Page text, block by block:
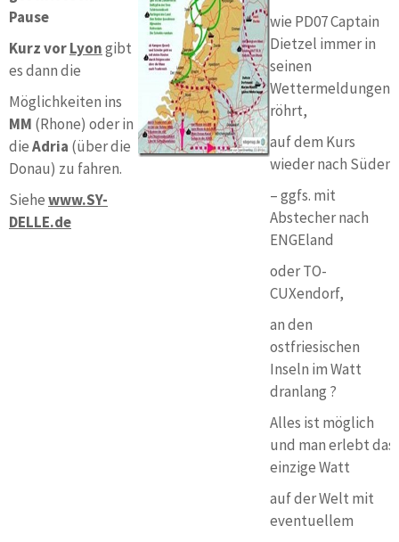
Pause
Kurz vorLyongibt
es dann die
Möglichkeiten ins
MM (Rhone) oder in
dieAdria (über die
Donau) zu fahren.
Siehewww.SY-
DELLE.de
wie PD07 Captain
Dietzel immer in
seinen
Wettermeldungen
röhrt,
auf dem Kurs
wieder nach Süden
– ggfs. mit
Abstecher nach
ENGEland
oder TO-
CUXendorf,
an den
ostfriesischen
Inseln im Watt
dranlang ?
Alles ist möglich
und man erlebt das
einzige Watt
auf der Welt mit
eventuellem